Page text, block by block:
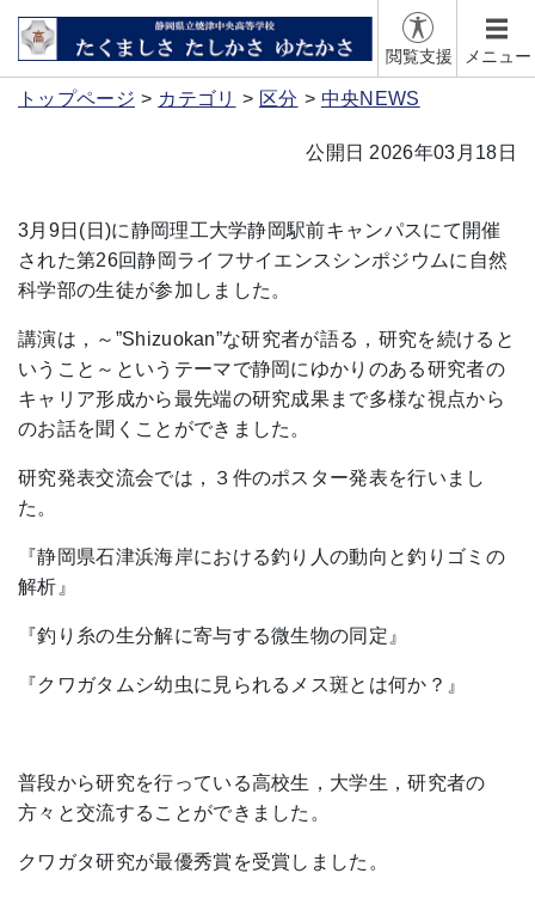
閲覧支援 メニュー
トップページ カテゴリ 区分 中央NEWS
公開日 2026年03月18日
3月9日(日)に静岡理工大学静岡駅前キャンパスにて開催
された第26回静岡ライフサイエンスシンポジウムに自然
科学部の生徒が参加しました。
講演は，～”Shizuokan”な研究者が語る，研究を続けると
いうこと～というテーマで静岡にゆかりのある研究者の
キャリア形成から最先端の研究成果まで多様な視点から
のお話を聞くことができました。
研究発表交流会では，
３件のポスター発表を行いまし
た。
『静岡県石津浜海岸における釣り人の動向と釣りゴミの
解析』
『釣り糸の生分解に寄与する微生物の同定』
『クワガタムシ幼虫に見られるメス斑とは何か？』
普段から研究を行っている高校生，大学生，研究者の
方々と交流することができました。
クワガタ研究が最優秀賞を受賞しました。